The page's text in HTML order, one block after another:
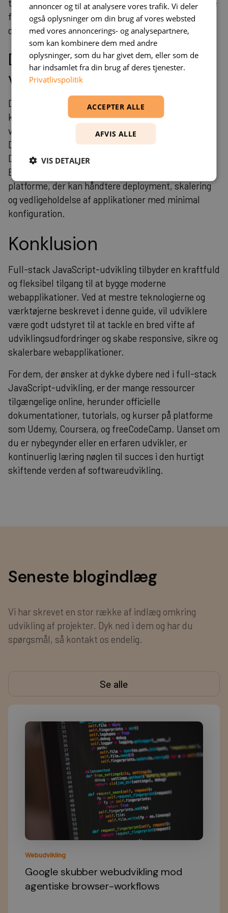
testprocesser og sikre, at applikationen opfylder alle
funktionalitets- og performancekrav før
deployment.
Deployment og
vedligeholdelse
Deployment af full-stack JavaScript-applikationer
kan simplificeres ved brug af moderne CI/CD-
værktøjer (Continuous Integration/Continuous
Deployment) og containeriseringsteknologier som
Docker. Cloud-tjenester som Heroku, AWS Elastic
Beanstalk, og Google Cloud Platform tilbyder også
platforme, der kan håndtere deployment, skalering
og vedligeholdelse af applikationer med minimal
konfiguration.
Konklusion
Full-stack JavaScript-udvikling tilbyder en kraftfuld
og fleksibel tilgang til at bygge moderne
webapplikationer. Ved at mestre teknologierne og
værktøjerne beskrevet i denne guide, vil udviklere
være godt udstyret til at tackle en bred vifte af
udviklingsudfordringer og skabe responsive, sikre og
skalerbare webapplikationer.
For dem, der ønsker at dykke dybere ned i full-stack
JavaScript-udvikling, er der mange ressourcer
tilgængelige online, herunder officielle
dokumentationer, tutorials, og kurser på platforme
som Udemy, Coursera, og freeCodeCamp. Uanset om
du er nybegynder eller en erfaren udvikler, er
kontinuerlig læring nøglen til succes i den hurtigt
skiftende verden af softwareudvikling.
Seneste blogindlæg
Vi har skrevet en stor række af indlæg omkring
udvikling af projekter. Dyk ned i dem og har du
spørgsmål, så kontakt os endelig.
Se alle
Webudvikling
Google skubber webudvikling mod
agentiske browser-workflows
annoncer og til at analysere vores trafik. Vi deler
også oplysninger om din brug af vores websted
med vores annoncerings- og analysepartnere,
som kan kombinere dem med andre
oplysninger, som du har givet dem, eller som de
har indsamlet fra din brug af deres tjenester.
Privatlivspolitik
ACCEPTER ALLE
AFVIS ALLE
VIS DETALJER